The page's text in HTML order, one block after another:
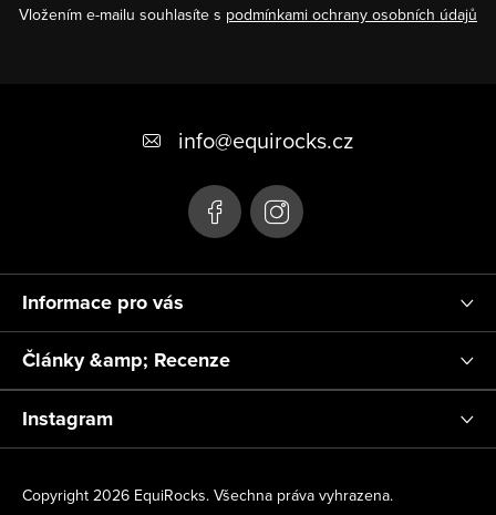
Vložením e-mailu souhlasíte s podmínkami ochrany osobních údajů
í
info@equirocks.cz
Informace pro vás
Články &amp; Recenze
Instagram
Copyright 2026 EquiRocks. Všechna práva vyhrazena.